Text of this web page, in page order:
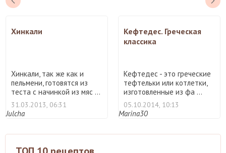
Хинкали
Хинкали, так же как и
пельмени, готовятся из
теста с начинкой из мяс ...
31.03.2013, 06:31
Julcha
Кефтедес. Греческая
классика
Кефтедес - это греческие
тефтельки или котлетки,
изготовленные из фа ...
05.10.2014, 10:13
Marina30